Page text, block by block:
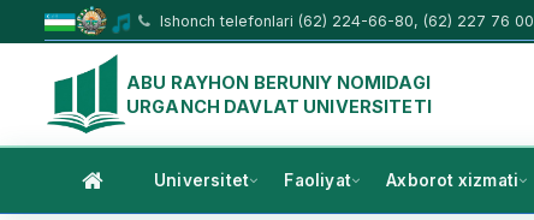
Ishonch telefonlari (62) 224-66-80, (62) 227 76 00
ABU RAYHON BERUNIY NOMIDAGI
URGANCH DAVLAT UNIVERSITETI
Universitet Faoliyat Axborot xizmati